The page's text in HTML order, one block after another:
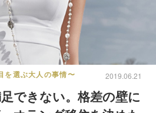
を選ぶ大人の事情〜 2019.06.21
できない。格差の壁に